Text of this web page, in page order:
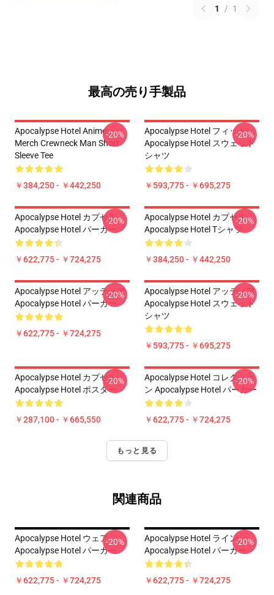
1 / 1
最高の売り手製品
Apocalypse Hotel Anime
Merch Crewneck Man Short
Sleeve Tee
￥384,250 - ￥442,250
-20%
Apocalypse Hotel フィット
Apocalypse Hotel スウェット
シャツ
￥593,775 - ￥695,275
-20%
Apocalypse Hotel カプセル
Apocalypse Hotel パーカー
￥622,775 - ￥724,275
-20%
Apocalypse Hotel カプセル
Apocalypse Hotel Tシャツ
￥384,250 - ￥442,250
-20%
Apocalypse Hotel アッティア
Apocalypse Hotel パーカー
￥622,775 - ￥724,275
-20%
Apocalypse Hotel アッティア
Apocalypse Hotel スウェット
シャツ
￥593,775 - ￥695,275
-20%
Apocalypse Hotel カプセル
Apocalypse Hotel ポスター
￥287,100 - ￥665,550
-20%
Apocalypse Hotel コレクショ
ン Apocalypse Hotel パーカー
￥622,775 - ￥724,275
-20%
もっと見る
関連商品
Apocalypse Hotel ウェア
Apocalypse Hotel パーカー
￥622,775 - ￥724,275
-20%
Apocalypse Hotel ライン
Apocalypse Hotel パーカー
￥622,775 - ￥724,275
-20%